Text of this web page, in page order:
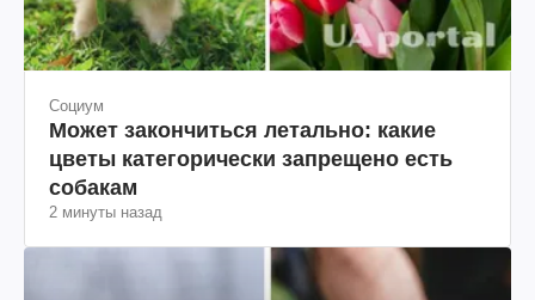
Социум
Может закончиться летально: какие
цветы категорически запрещено есть
собакам
2 минуты назад